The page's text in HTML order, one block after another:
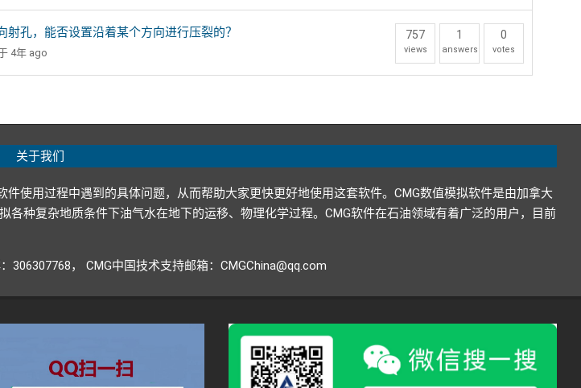
孔，能否设置沿着某个方向进行压裂的？
4年 ago
757
views
1
answers
0
votes
关于我们
使用过程中遇到的具体问题，从而帮助大家更快更好地使用这套软件。CMG数值模拟软件是由加拿大
种复杂地质条件下油气水在地下的运移、物理化学过程。CMG软件在石油领域有着广泛的用户，目前
306307768， CMG中国技术支持邮箱：CMGChina@qq.com